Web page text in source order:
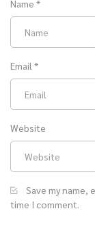
Name *
Email *
Website
Save my name,
time I comment.